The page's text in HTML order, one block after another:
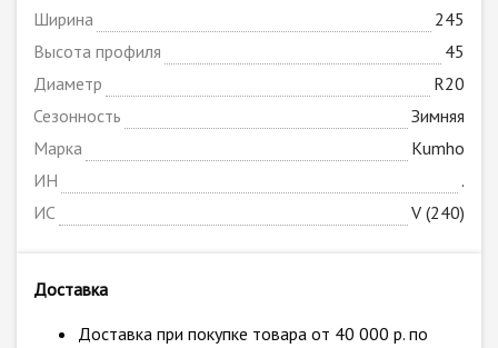
Ширина
245
Высота профиля
45
Диаметр
R20
Сезонность
Зимняя
Марка
Kumho
ИН
.
ИС
V (240)
Доставка
Доставка при покупке товара от 40 000 р. по